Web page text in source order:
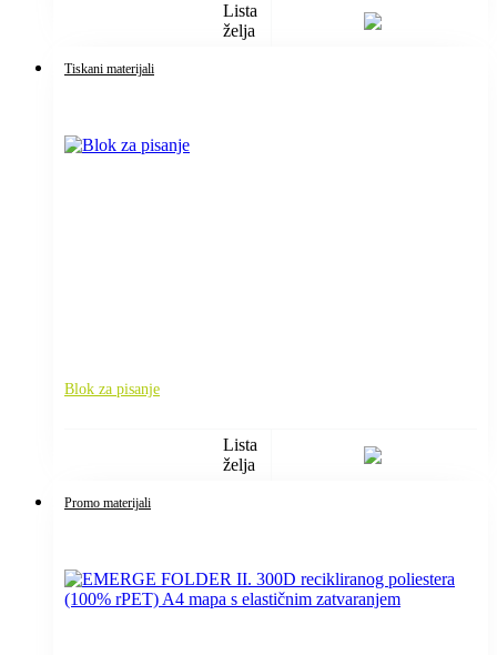
Lista
želja
Tiskani materijali
Blok za pisanje
Lista
želja
Promo materijali